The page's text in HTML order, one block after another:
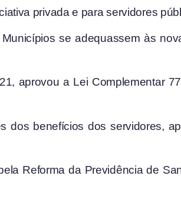
privada e para servidores
se adequassem às
aprovou a Lei Complementar
dos benefícios dos servidores,
Reforma da Previdência de